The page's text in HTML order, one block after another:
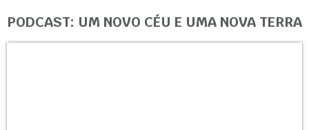
PODCAST: UM NOVO CÉU E UMA NOVA TERRA